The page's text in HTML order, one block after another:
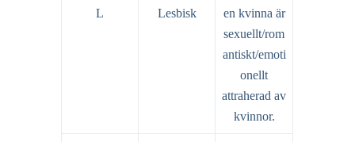
L Lesbisk
en kvinna är
sexuellt/rom
antiskt/emoti
onellt
attraherad av
kvinnor.